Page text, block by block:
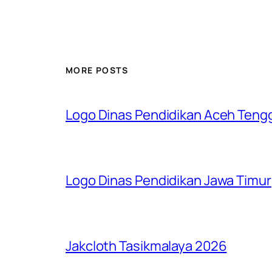
MORE POSTS
Logo Dinas Pendidikan Aceh
Logo Dinas Pendidikan Jawa Timur
Jakcloth Tasikmalaya 2026